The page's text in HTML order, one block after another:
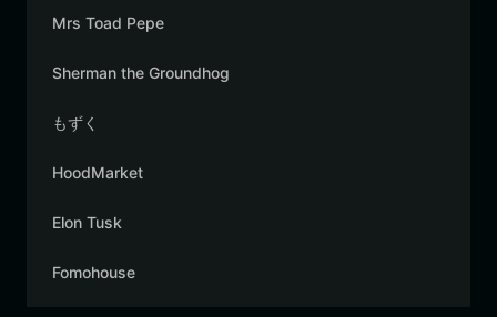
Mrs Toad Pepe
Sherman the Groundhog
もずく
HoodMarket
Elon Tusk
Fomohouse